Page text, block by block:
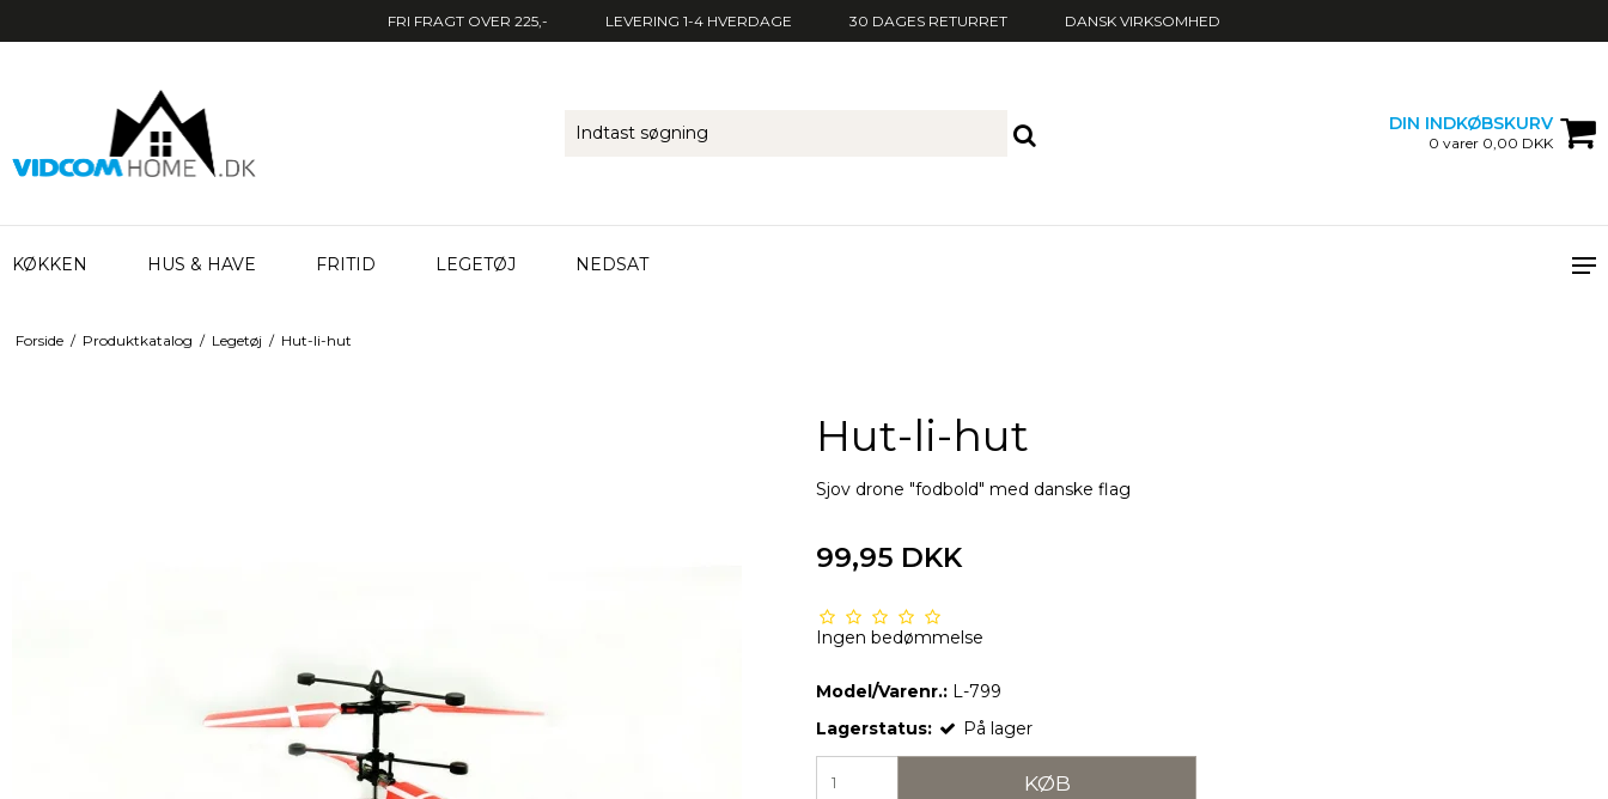
FRI FRAGT OVER 225,- LEVERING 1-4 HVERDAGE 30 DAGES RETURRET DANSK VIRKSOMHED
DIN INDKØBSKURV
0 varer 0,00 DKK
KØKKEN HUS & HAVE FRITID LEGETØJ NEDSAT
Forside / Produktkatalog / Legetøj / Hut-li-hut
Hut-li-hut
Sjov drone "fodbold" med danske flag
99,95 DKK
Ingen bedømmelse
Model/Varenr.: L-799
Lagerstatus:
På lager
KØB